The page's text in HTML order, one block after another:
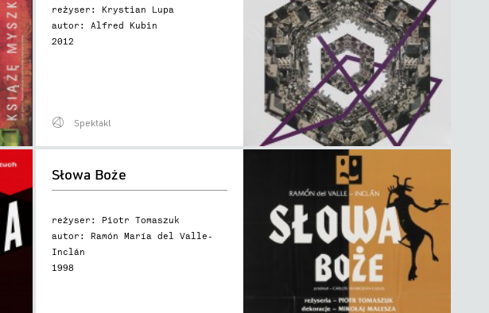
reżyser: Krystian Lupa
autor: Alfred Kubin
2012
Spektakl
Boże
Słowa Boże
reżyser: Piotr Tomaszuk
autor: Ramón María del Valle-
Inclán
1998